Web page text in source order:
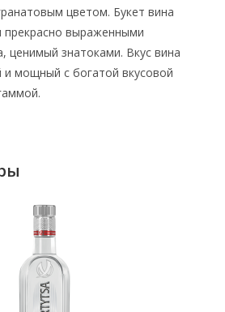
цветом. Букет вина
выраженными
ценимый знатоками. Вкус вина
мощный с богатой вкусовой